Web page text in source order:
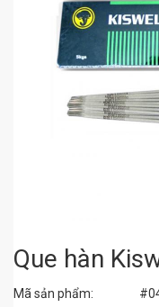
Que hàn
Mã sản phẩm: